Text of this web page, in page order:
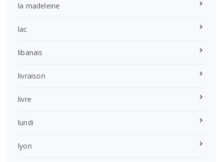
la madeleine
lac
libanais
livraison
livre
lundi
lyon